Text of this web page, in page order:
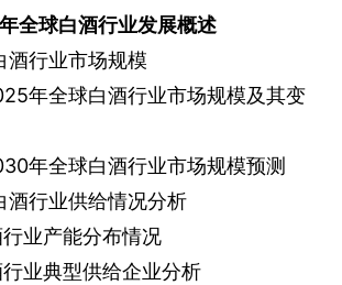
年全球白酒行业发展概述
酒行业市场规模
年全球白酒行业市场规模及其变
年全球白酒行业市场规模预测
酒行业供给情况分析
业产能分布情况
业典型供给企业分析